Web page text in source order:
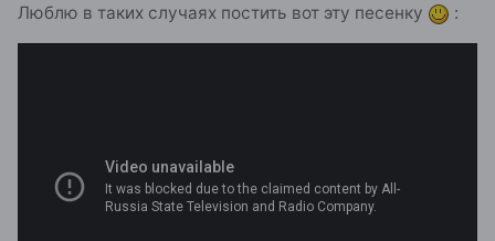
Люблю в таких случаях постить вот эту песенку :